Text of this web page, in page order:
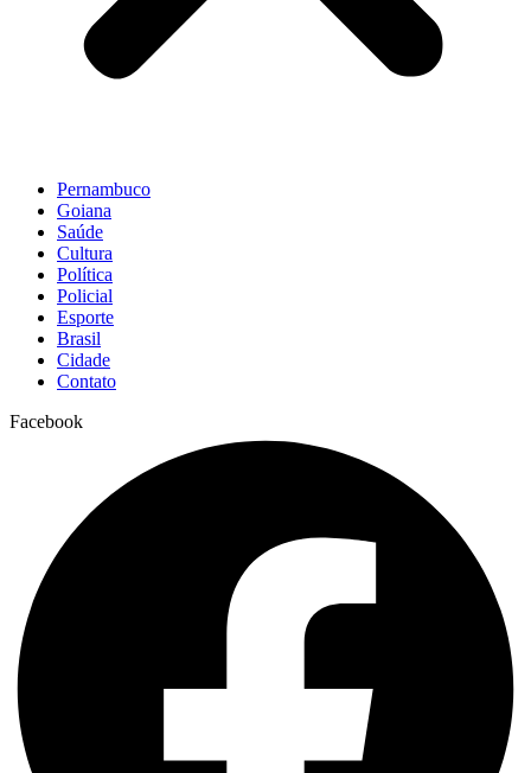
Pernambuco
Goiana
Saúde
Cultura
Política
Policial
Esporte
Brasil
Cidade
Contato
Facebook